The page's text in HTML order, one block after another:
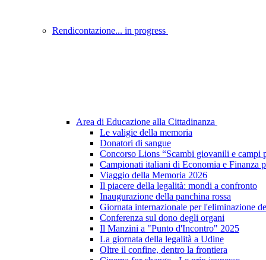
Rendicontazione... in progress
Area di Educazione alla Cittadinanza
Le valigie della memoria
Donatori di sangue
Concorso Lions “Scambi giovanili e campi
Campionati italiani di Economia e Finanza
Viaggio della Memoria 2026
Il piacere della legalità: mondi a confronto
Inaugurazione della panchina rossa
Giornata internazionale per l'eliminazione
Conferenza sul dono degli organi
Il Manzini a "Punto d'Incontro" 2025
La giornata della legalità a Udine
Oltre il confine, dentro la frontiera